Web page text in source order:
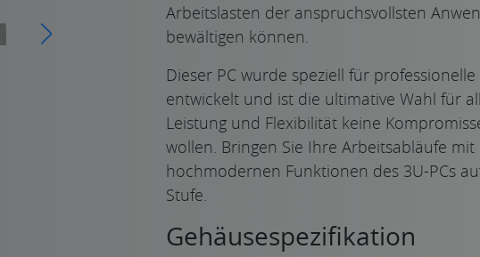
Arbeitslasten der anspruchsvollsten
bewältigen können.
Dieser PC wurde speziell für
entwickelt und ist die ultimative Wahl für
Leistung und Flexibilität keine
wollen. Bringen Sie Ihre Arbeitsabläufe mit
hochmodernen Funktionen des 3U-PCs
Stufe.
Gehäusespezifikation